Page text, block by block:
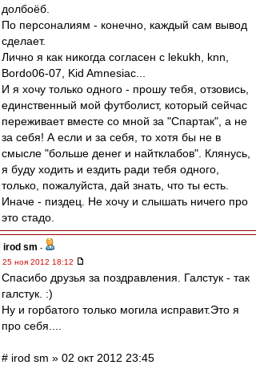
долбоёб.
По персоналиям - конечно, каждый сам вывод
сделает.
Лично я как никогда согласен с lekukh, knn,
Bordo06-07, Kid Amnesiac...
И я хочу только одного - прошу тебя, отзовись,
единственный мой футболист, который сейчас
переживает вместе со мной за "Спартак", а не
за себя! А если и за себя, то хотя бы не в
смысле "больше денег и найтклабов". Клянусь,
я буду ходить и ездить ради тебя одного,
только, пожалуйста, дай знать, что ты есть.
Иначе - пиздец. Не хочу и слышать ничего про
это стадо.
irod sm -
25 ноя 2012 18:12
Спасибо друзья за поздравления. Галстук - так
галстук. :)
Ну и горбатого только могила исправит.Это я
про себя....
# irod sm » 02 окт 2012 23:45